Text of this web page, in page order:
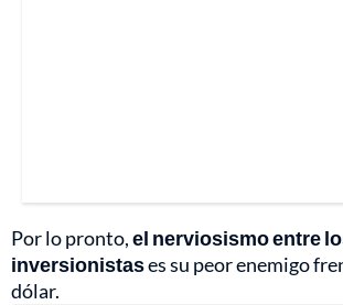
Por lo pronto,el nerviosismo entre
inversionistases su peor enemigo
dólar.